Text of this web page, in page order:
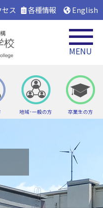
English
各種情報
ス
地域･一般の方 卒業生の方
MENU